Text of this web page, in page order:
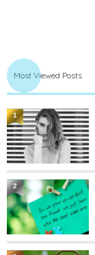
Most Viewed Posts
1
2